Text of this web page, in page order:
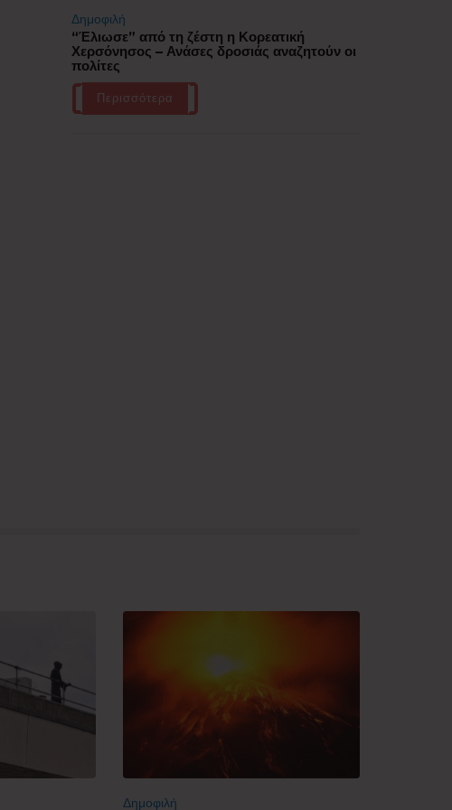
Δημοφιλή
“Έλιωσε” από τη ζέστη η Κορεατική
Χερσόνησος – Ανάσες δροσιάς αναζητούν οι
πολίτες
Περισσότερα
Δημοφιλή